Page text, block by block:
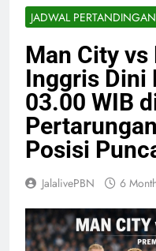
JADWAL
Man City
Inggris Dini
03.00 WIB
Posisi
JalalivePBN 6